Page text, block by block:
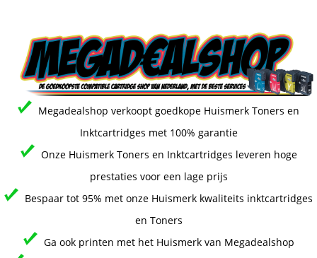
Megadealshop verkoopt goedkope Huismerk Toners en
Inktcartridges met 100% garantie
Onze Huismerk Toners en Inktcartridges leveren hoge
prestaties voor een lage prijs
Bespaar tot 95% met onze Huismerk kwaliteits inktcartridges
en Toners
Ga ook printen met het Huismerk van Megadealshop